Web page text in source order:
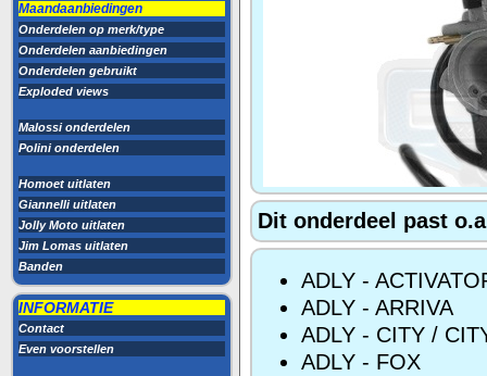
Maandaanbiedingen
Onderdelen op merk/type
Onderdelen aanbiedingen
Onderdelen gebruikt
Exploded views
Malossi onderdelen
Polini onderdelen
Homoet uitlaten
Giannelli uitlaten
Jolly Moto uitlaten
Jim Lomas uitlaten
Banden
INFORMATIE
Contact
Even voorstellen
Dit onderdeel past
ADLY -
ADLY - ARRIVA
ADLY - CITY /
ADLY - FOX